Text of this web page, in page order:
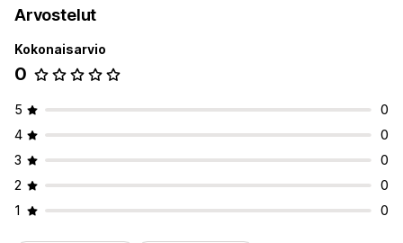
Arvostelut
Kokonaisarvio
0
5
0
4
0
3
0
2
0
1
0